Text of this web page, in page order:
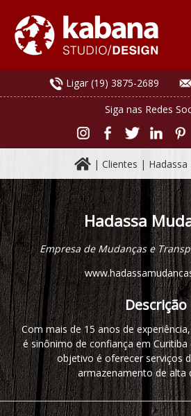
Ligar (19) 3875-2689
Siga nas Redes
| Clientes | Hadassa
Hadassa
Empresa de Mudanças e
Descrição
Com mais de 15 anos de
é sinônimo de confiança em
objetivo é oferecer serviços
armazenamento de alta